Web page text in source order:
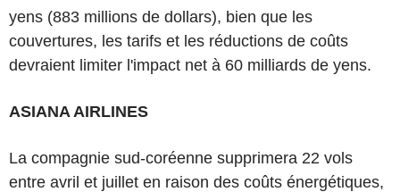
yens (883 millions de dollars), bien que les
couvertures, les tarifs et les réductions de coûts
devraient limiter l'impact net à 60 milliards de yens.
ASIANA AIRLINES
La compagnie sud-coréenne supprimera 22 vols
entre avril et juillet en raison des coûts énergétiques,